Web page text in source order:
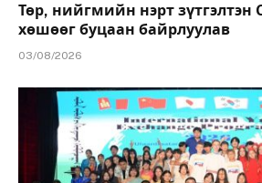
Төр, нийгмийн нэрт зүтгэлтэн
хөшөөг буцаан байрлуулав
03/08/2026